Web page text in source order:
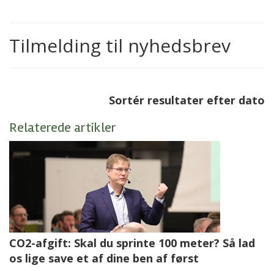
Tilmelding til nyhedsbrev
Sortér resultater efter dato
Relaterede artikler
CO2-afgift: Skal du sprinte 100 meter? Så lad
os lige save et af dine ben af først